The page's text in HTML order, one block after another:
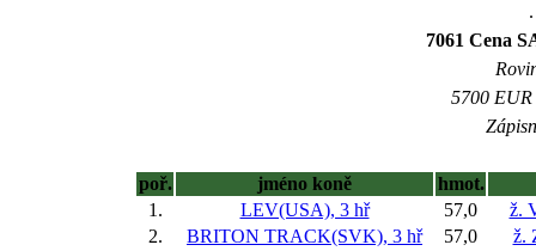
7061 Cena
5700
poř. jméno koně
hmot.
1.
LEV(USA), 3 hř 57,0
ž.
2.
BRITON TRACK(SVK), 3 hř 57,0
ž.